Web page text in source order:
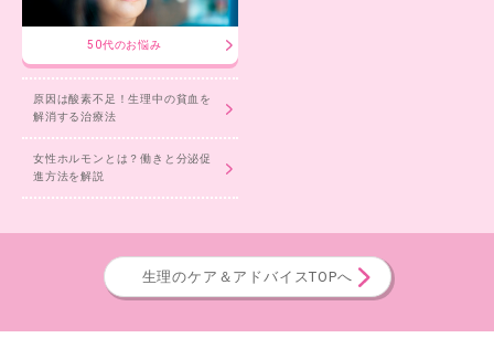
50代のお悩み
原因は酸素不足！生理中の貧血を
解消する治療法
女性ホルモンとは？働きと分泌促
進方法を解説
生理のケア＆アドバイスTOPへ